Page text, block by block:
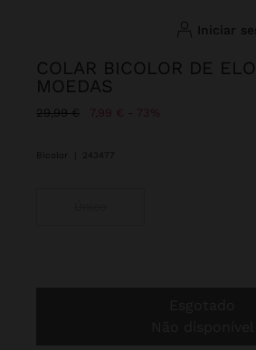
iniciar
COLAR BICOLOR DE
MOEDAS
Preço Reduzido De
29,99 €Para7,99 € 73%
Bicolor 243477